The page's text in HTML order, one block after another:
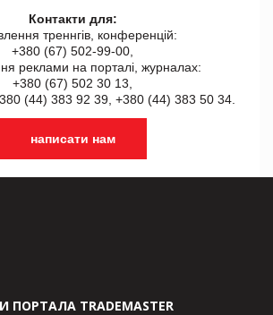
Контакти для:
треннгів, конференцій:
+380 (67) 502-99-00,
реклами на порталі, журналах:
+380 (67) 502 30 13,
(44) 383 92 39, +380 (44) 383 50 34.
написати нам
ПОРТАЛА TRADEMASTER